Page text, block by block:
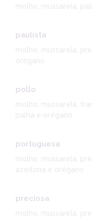
paulista
pollo
molho, mussarela,
portuguesa
molho, mussarela,
preciosa